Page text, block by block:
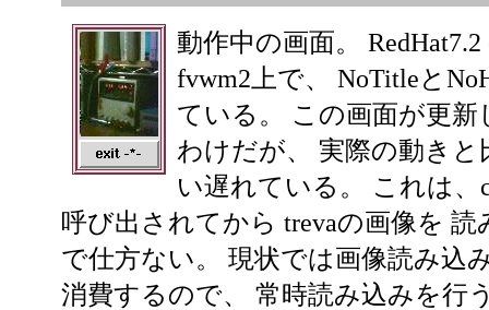
動作中の画面。 RedHat7.2
fvwm2上で、 NoTitleと
ている。 この画面が更
わけだが、 実際の動き
い遅れている。 これは
呼び出されてから trevaの画像を
で仕方ない。 現状では画像読み込
消費するので、 常時読み込みを行